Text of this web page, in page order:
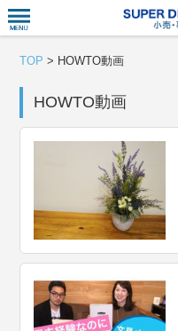
TOP > HOWTO動画
HOWTO動画